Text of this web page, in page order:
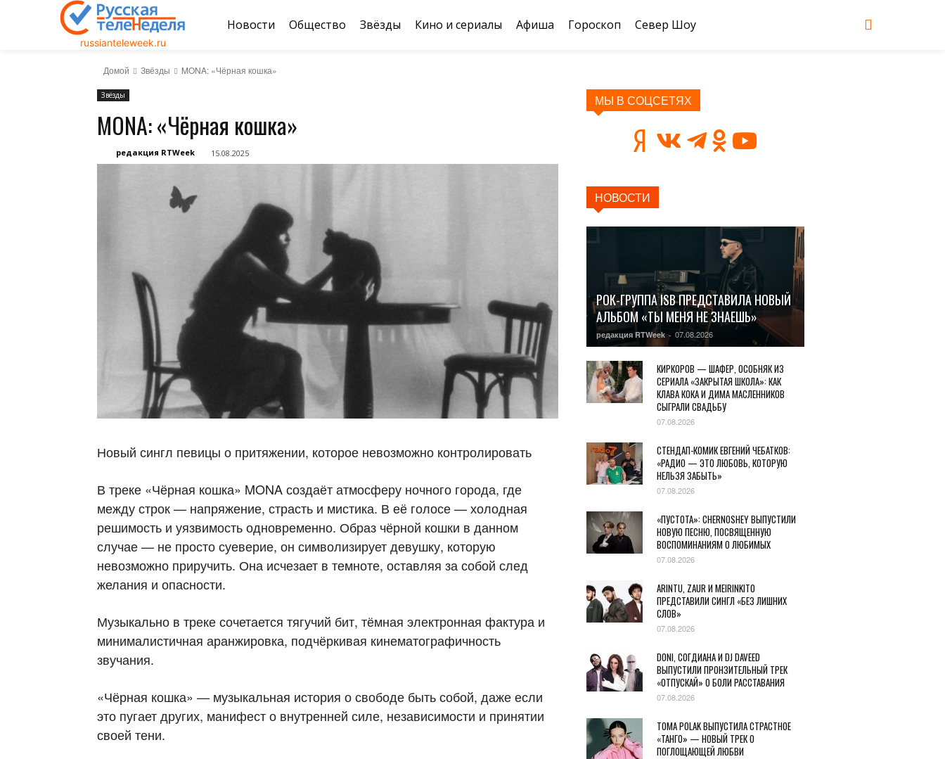
russianteleweek.ru
Новости Общество Звёзды Кино и сериалы Афиша Гороскоп Север Шоу
Домой Звёзды MONA: «Чёрная кошка»
Звёзды
MONA: «Чёрная кошка»
редакция RTWeek 15.08.2025
Новый сингл певицы о притяжении, которое невозможно контролировать
В треке «Чёрная кошка» MONA создаёт атмосферу ночного города, где
между строк — напряжение, страсть и мистика. В её голосе — холодная
решимость и уязвимость одновременно. Образ чёрной кошки в данном
случае — не просто суеверие, он символизирует девушку, которую
невозможно приручить. Она исчезает в темноте, оставляя за собой след
желания и опасности.
Музыкально в треке сочетается тягучий бит, тёмная электронная фактура и
минималистичная аранжировка, подчёркивая кинематографичность
звучания.
«Чёрная кошка» — музыкальная история о свободе быть собой, даже если
это пугает других, манифест о внутренней силе, независимости и принятии
своей тени.
МЫ В СОЦСЕТЯХ
НОВОСТИ
РОК-ГРУППА ISB ПРЕДСТАВИЛА НОВЫЙ
АЛЬБОМ «ТЫ МЕНЯ НЕ ЗНАЕШЬ»
редакция RTWeek - 07.08.2026
КИРКОРОВ — ШАФЕР, ОСОБНЯК ИЗ
СЕРИАЛА «ЗАКРЫТАЯ ШКОЛА»: КАК
КЛАВА КОКА И ДИМА МАСЛЕННИКОВ
СЫГРАЛИ СВАДЬБУ
07.08.2026
СТЕНДАП-КОМИК ЕВГЕНИЙ ЧЕБАТКОВ:
«РАДИО — ЭТО ЛЮБОВЬ, КОТОРУЮ
НЕЛЬЗЯ ЗАБЫТЬ»
07.08.2026
«ПУСТОТА»: CHERNOSHEY ВЫПУСТИЛИ
НОВУЮ ПЕСНЮ, ПОСВЯЩЕННУЮ
ВОСПОМИНАНИЯМ О ЛЮБИМЫХ
07.08.2026
ARINTU, ZAUR И MEIRINKITO
ПРЕДСТАВИЛИ СИНГЛ «БЕЗ ЛИШНИХ
СЛОВ»
07.08.2026
DONI, СОГДИАНА И DJ DAVEED
ВЫПУСТИЛИ ПРОНЗИТЕЛЬНЫЙ ТРЕК
«ОТПУСКАЙ» О БОЛИ РАССТАВАНИЯ
07.08.2026
TOMA POLAK ВЫПУСТИЛА СТРАСТНОЕ
«ТАНГО» — НОВЫЙ ТРЕК О
ПОГЛОЩАЮЩЕЙ ЛЮБВИ